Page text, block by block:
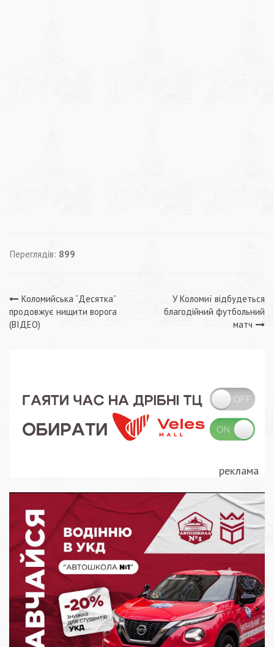
Переглядів: 899
Навігація
записів
Коломийська “Десятка”
продовжує нищити ворога
(ВІДЕО)
У Коломиї відбудеться
благодійний футбольний
матч